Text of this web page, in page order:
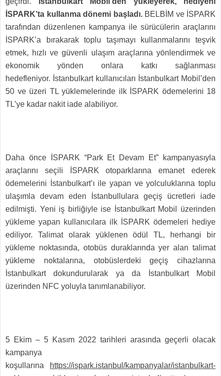
İSPARK’ta kullanma dönemi başladı. BELBİM ve İSPARK
tarafından düzenlenen kampanya ile sürücülerin araçlarını
İSPARK’a bırakarak toplu taşımayı kullanmalarını teşvik
etmek, hızlı ve güvenli ulaşım araçlarına yönlendirmek ve
ekonomik yönden onlara katkı sağlanması
hedefleniyor. İstanbulkart kullanıcıları İstanbulkart Mobil’den
50 ve üzeri TL yüklemelerinde ilk İSPARK ödemelerini 18
TL’ye kadar nakit iade alabiliyor.
Daha önce İSPARK “Park Et Devam Et” kampanyasıyla
araçlarını seçili İSPARK otoparklarına emanet ederek
ödemelerini İstanbulkart’ı ile yapan ve yolculuklarına toplu
ulaşımla devam eden İstanbullulara geçiş ücretleri iade
edilmişti. Yeni iş birliğiyle ise İstanbulkart Mobil üzerinden
yükleme yapan kullanıcılara ilk İSPARK ödemeleri hediye
ediliyor.
Talimat olarak yüklenen ödül TL, herhangi bir
yükleme noktasında, otobüs duraklarında yer alan talimat
yükleme noktalarına, otobüslerdeki geçiş cihazlarına
İstanbulkart dokundurularak ya da İstanbulkart Mobil
üzerinden NFC yoluyla tanımlanabiliyor.
5 Ekim – 5 Kasım 2022 tarihleri arasında geçerli olacak
kampanya
koşullarına
https://ispark.istanbul/kampanyalar/istanbulkart-